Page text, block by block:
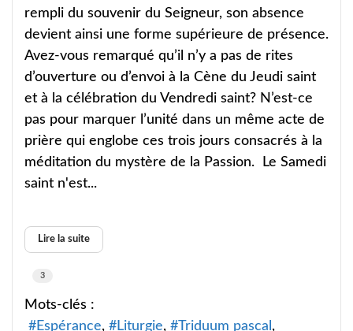
rempli du souvenir du Seigneur, son absence
devient ainsi une forme supérieure de présence.
Avez-vous remarqué qu’il n’y a pas de rites
d’ouverture ou d’envoi à la Cène du Jeudi saint
et à la célébration du Vendredi saint? N’est-ce
pas pour marquer l’unité dans un même acte de
prière qui englobe ces trois jours consacrés à la
méditation du mystère de la Passion. Le Samedi
saint n'est...
Lire la suite
3
Mots-clés :
Espérance
Liturgie Triduum pascal